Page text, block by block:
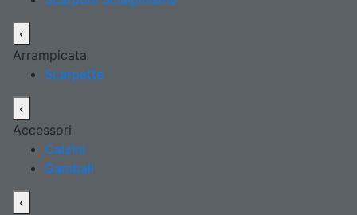
‹
Arrampicata
Scarpette
‹
Accessori
Calzini
Gambali
‹